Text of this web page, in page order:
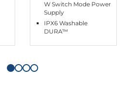
W Switch Mode Power
Supply
IPX6 Washable
DURA™